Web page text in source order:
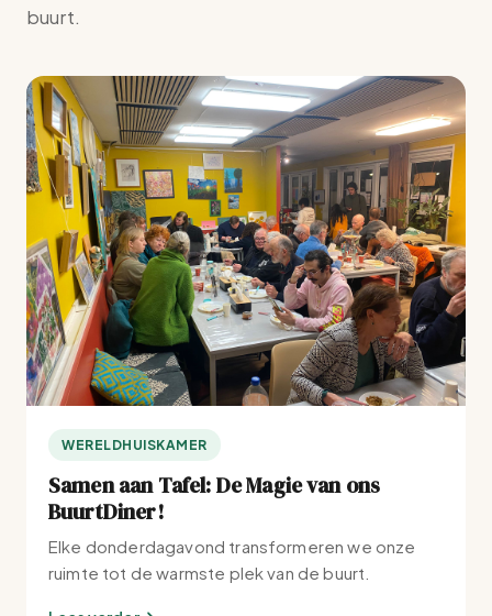
buurt.
WERELDHUISKAMER
Samen aan Tafel: De Magie van ons
BuurtDiner!
Elke donderdagavond transformeren we onze
ruimte tot de warmste plek van de buurt.